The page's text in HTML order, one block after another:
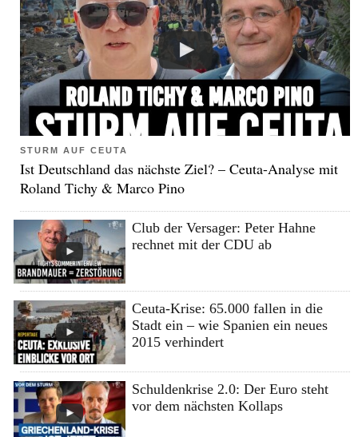
STURM AUF CEUTA
Ist Deutschland das nächste Ziel? – Ceuta-Analyse mit
Roland Tichy & Marco Pino
Club der Versager: Peter Hahne
rechnet mit der CDU ab
Ceuta-Krise: 65.000 fallen in die
Stadt ein – wie Spanien ein neues
2015 verhindert
Schuldenkrise 2.0: Der Euro steht
vor dem nächsten Kollaps